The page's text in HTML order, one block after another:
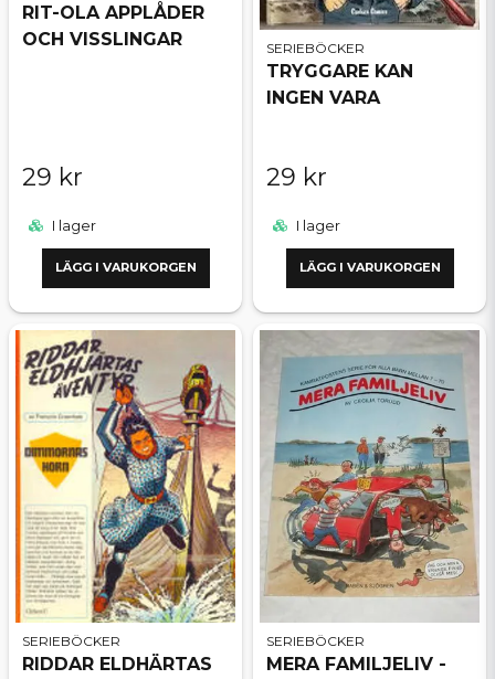
RIT-OLA APPLÅDER
OCH VISSLINGAR
29 kr
I lager
LÄGG I VARUKORGEN
SERIEBÖCKER
TRYGGARE KAN
INGEN VARA
29 kr
I lager
LÄGG I VARUKORGEN
SERIEBÖCKER
RIDDAR ELDHÄRTAS
SERIEBÖCKER
MERA FAMILJELIV -